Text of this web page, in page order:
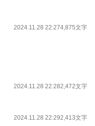
2024.11.28 22:274,875文字
2024.11.28 22:282,472文字
2024.11.28 22:292,413文字